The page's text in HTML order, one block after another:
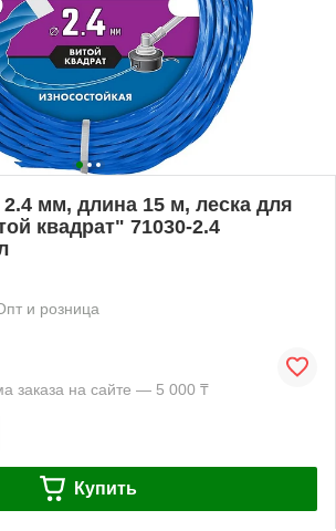
мм, длина 15 м, леска для
квадрат" 71030-2.4
и розница
заказа на сайте — 5 000 ₸
Купить